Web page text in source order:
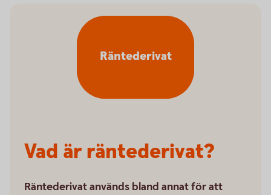
Vad är räntederivat?
Räntederivat används bland annat för att
Räntederivat